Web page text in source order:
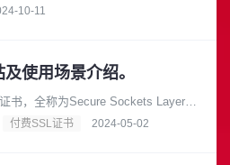
企业应明确网站的建设目标。例
10-11
使用场景介绍。
书，全称为Secure Sockets Layer证
保数据在客户端和服务器之间传输
付费SSL证书 2024-05-02